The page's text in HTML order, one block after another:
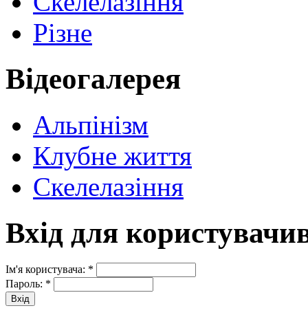
Різне
Відеогалерея
Альпінізм
Клубне життя
Скелелазіння
Вхід для
Ім'я користувача: *
Пароль: *